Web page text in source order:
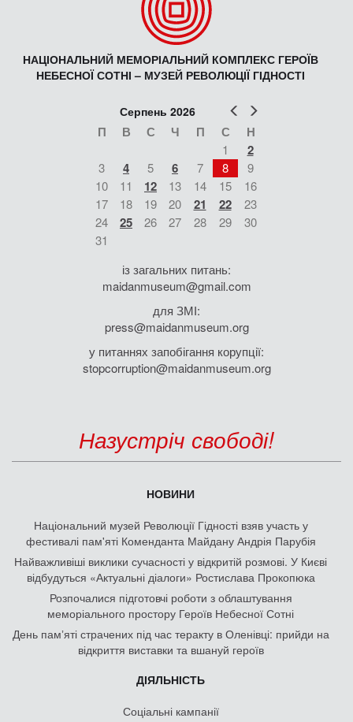
НАЦІОНАЛЬНИЙ МЕМОРІАЛЬНИЙ КОМПЛЕКС ГЕРОЇВ
НЕБЕСНОЇ СОТНІ – МУЗЕЙ РЕВОЛЮЦІЇ ГІДНОСТІ
Попер
Серпень 2026
П В С Ч П С Н
1 2
3 4 5 6 7 8
9
10
11 12 13 14 15
16
17
18 19 20 21 22
23
24
25 26 27 28 29
30
31
із загальних питань:
maidanmuseum@gmail.com
для ЗМІ:
press@maidanmuseum.org
у питаннях запобігання корупції:
stopcorruption@maidanmuseum.org
Назустріч свободі!
НОВИНИ
Національний музей Революції Гідності взяв участь у
фестивалі пам'яті Коменданта Майдану Андрія Парубія
Найважливіші виклики сучасності у відкритій розмові. У Києві
відбудуться «Актуальні діалоги» Ростислава Прокопюка
Розпочалися підготовчі роботи з облаштування
меморіального простору Героїв Небесної Сотні
День памʼяті страчених під час теракту в Оленівці: прийди на
відкриття виставки та вшануй героїв
ДІЯЛЬНІСТЬ
Соціальні кампанії